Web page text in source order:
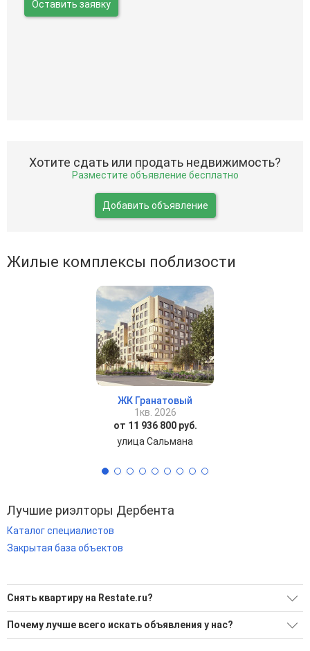
Оставить заявку
Хотите сдать или продать недвижимость?
Разместите объявление бесплатно
Добавить объявление
Жилые комплексы поблизости
ЖК Гранатовый
1кв. 2026
от 11 936 800 руб.
улица Сальмана
Лучшие риэлторы Дербента
Каталог специалистов
Закрытая база объектов
Снять квартиру на Restate.ru?
Ищите, как Снять квартиру?
11 актуальных и проверенных объявлений
Почему лучше всего искать объявления у нас?